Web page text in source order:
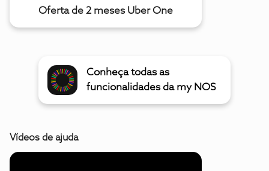
Oferta de 2 meses Uber One
Conheça todas as
funcionalidades da my NOS
Vídeos de ajuda